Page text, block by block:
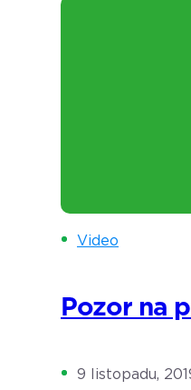
Video
Pozor na
9 listopadu,